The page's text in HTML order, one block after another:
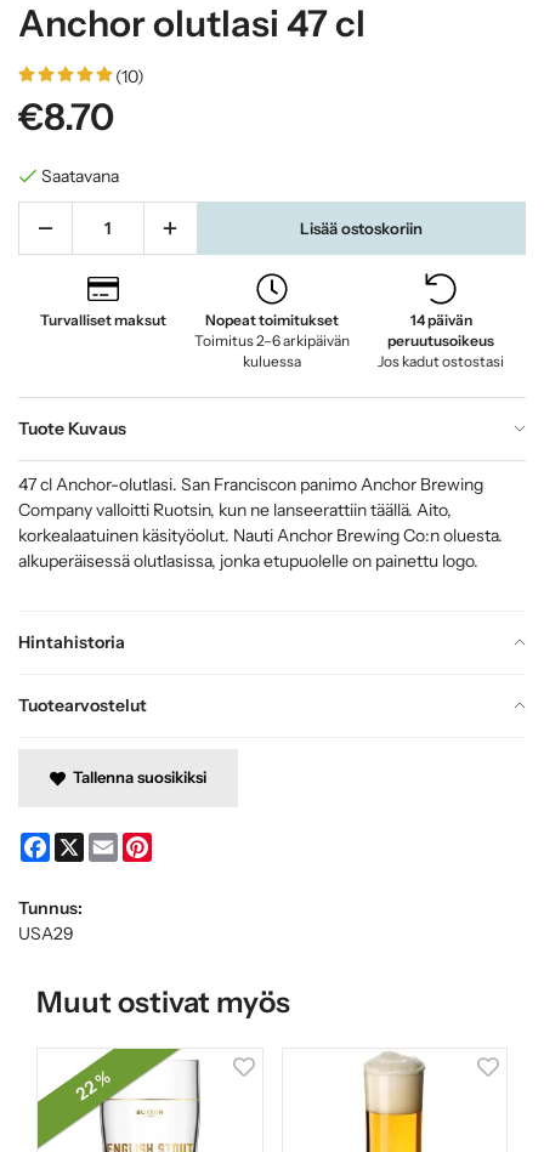
Anchor olutlasi 47 cl
(10)
€8.70
Saatavana
Lisää ostoskoriin
Turvalliset maksut
Nopeat toimitukset
Toimitus 2–6 arkipäivän
kuluessa
14 päivän
peruutusoikeus
Jos kadut ostostasi
Tuote Kuvaus
Hintahistoria
Tuotearvostelut
47 cl Anchor-olutlasi. San Franciscon panimo Anchor Brewing
Company valloitti Ruotsin, kun ne lanseerattiin täällä. Aito,
korkealaatuinen käsityöolut. Nauti Anchor Brewing Co:n oluesta.
alkuperäisessä olutlasissa, jonka etupuolelle on painettu logo.
Tallenna suosikiksi
Facebook
X Email
Tunnus:
USA29
Muut ostivat myös
22 %